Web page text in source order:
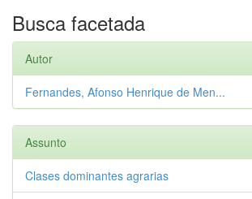
Busca facetada
Autor
Fernandes, Afonso Henrique de Men...
Assunto
Clases dominantes agrarias